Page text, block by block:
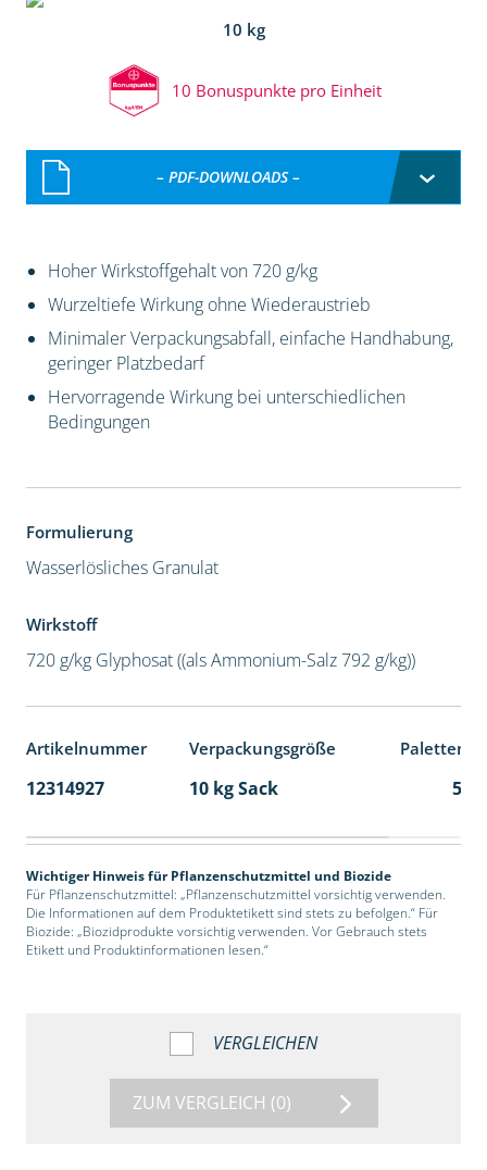
10 kg
10 Bonuspunkte pro Einheit
– PDF-DOWNLOADS –
Hoher Wirkstoffgehalt von 720 g/kg
Wurzeltiefe Wirkung ohne Wiederaustrieb
Minimaler Verpackungsabfall, einfache Handhabung,
geringer Platzbedarf
Hervorragende Wirkung bei unterschiedlichen
Bedingungen
Formulierung
Wasserlösliches Granulat
Wirkstoff
720 g/kg Glyphosat ((als Ammonium-Salz 792 g/kg))
Artikelnummer Verpackungsgröße
12314927 10 kg Sack 55
Wichtiger Hinweis für Pflanzenschutzmittel und Biozide
Für Pflanzenschutzmittel: „Pflanzenschutzmittel vorsichtig verwenden.
Die Informationen auf dem Produktetikett sind stets zu befolgen.“ Für
Biozide: „Biozidprodukte vorsichtig verwenden. Vor Gebrauch stets
Etikett und Produktinformationen lesen.“
VERGLEICHEN
ZUM VERGLEICH (0)